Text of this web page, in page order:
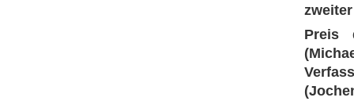
Preis